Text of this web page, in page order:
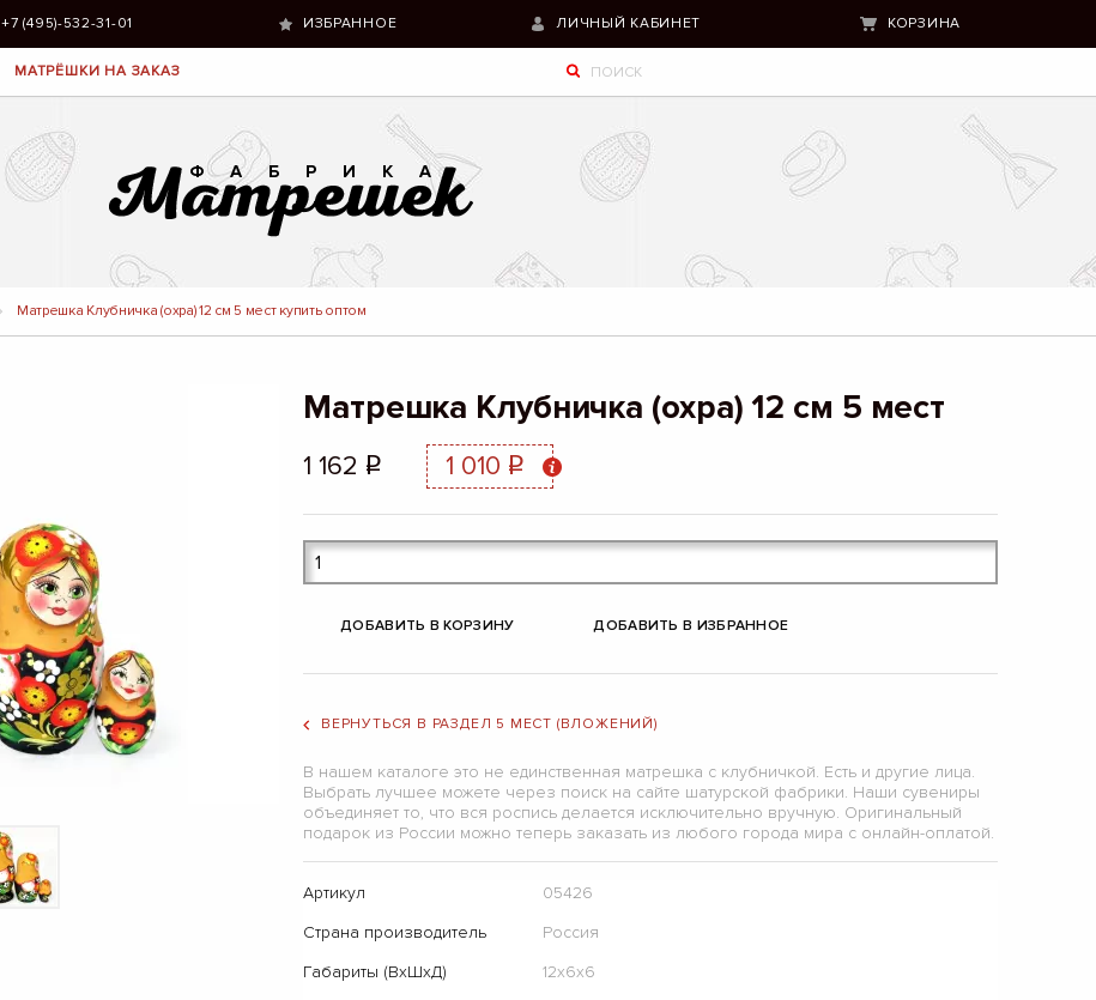
+7 (495)-532-31-01 ИЗБРАННОЕ ЛИЧНЫЙ КАБИНЕТ КОРЗИНА
МАТРЁШКИ НА ЗАКАЗ
Матрешка Клубничка (охра) 12 см 5 мест купить оптом
Матрешка Клубничка (охра) 12 см 5 мест
1 162 q 1 010 q
ДОБАВИТЬ В КОРЗИНУ ДОБАВИТЬ В ИЗБРАННОЕ
ВЕРНУТЬСЯ В РАЗДЕЛ 5 МЕСТ (ВЛОЖЕНИЙ)
В нашем каталоге это не единственная матрешка с клубничкой. Есть и другие лица.
Выбрать лучшее можете через поиск на сайте шатурской фабрики. Наши сувениры
объединяет то, что вся роспись делается исключительно вручную. Оригинальный
подарок из России можно теперь заказать из любого города мира с онлайн-оплатой.
Артикул
05426
Страна производитель
Россия
Габариты (ВхШхД)
12х6х6